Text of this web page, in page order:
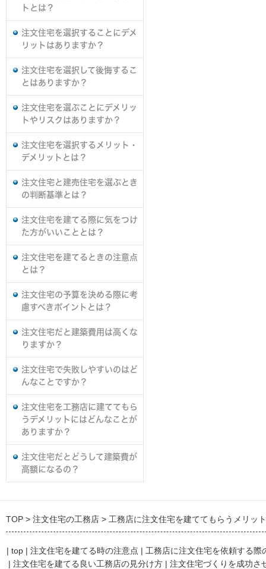
トとは？
注文住宅を選択することにデメ
リットはありますか？
注文住宅を選択して後悔するこ
とはありますか？
注文住宅を選ぶことにデメリッ
トやリスクはありますか？
注文住宅を選択するメリット・
デメリットとは？
注文住宅と建売住宅を選ぶとき
の判断基準とは？
注文住宅を建てる際に気をつけ
た方がいいこととは？
注文住宅を建てるときの注意点
とは？
注文住宅の予算を決める際に考
慮すべきポイントとは？
注文住宅だと建築費用は高くな
りますか？
注文住宅で失敗しやすいのはど
んなことですか？
注文住宅を工務店に建ててもら
うデメリットにはどんなことが
ありますか？
注文住宅だとどうして建築費が
高額になるの？
TOP 注文住宅の工務店 工務店に注文住宅を建ててもらうメリッ
| top | 注文住宅を建てる時の注意点 | 工務店に注文住宅を依頼する際
| 注文住宅を建てる良い工務店の見分け方 | 注文住宅づくりを成功さ